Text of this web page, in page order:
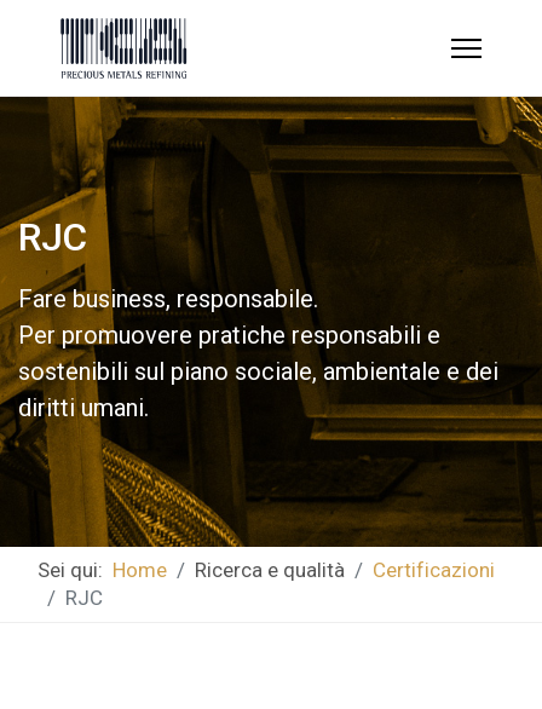
RJC
Fare business, responsabile.
Per promuovere pratiche responsabili e
sostenibili sul piano sociale, ambientale e dei
diritti umani.
Sei qui: Home Ricerca e qualità
Certificazioni
RJC